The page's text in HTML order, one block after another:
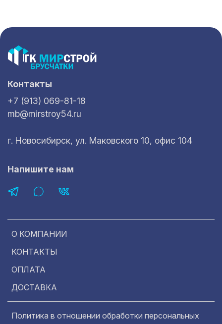
О КОМПАНИИ
КОНТАКТЫ
ОПЛАТА
ДОСТАВКА
Политика в отношении обработки персональных
Контакты
+7 (913) 069-81-18
mb@mirstroy54.ru
г. Новосибирск, ул. Маковского 10, офис 104
Напишите нам